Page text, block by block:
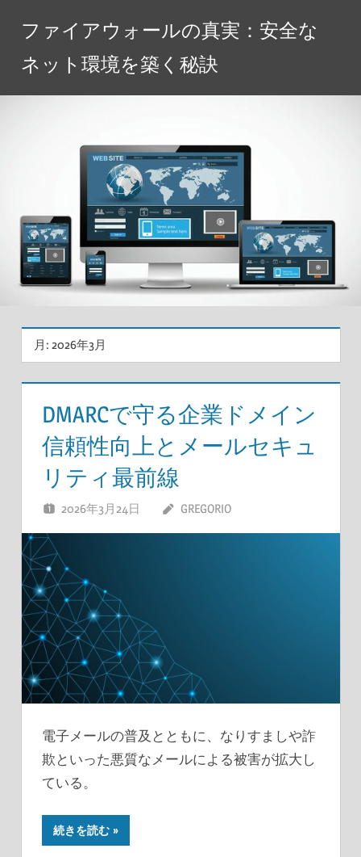
ファイアウォールの真実：安全な
ネット環境を築く秘訣
月: 2026年3月
DMARCで守る企業ドメイン
信頼性向上とメールセキュ
リティ最前線
2026年3月24日 GREGORIO
電子メールの普及とともに、なりすましや詐
欺といった悪質なメールによる被害が拡大し
ている。
続きを読む